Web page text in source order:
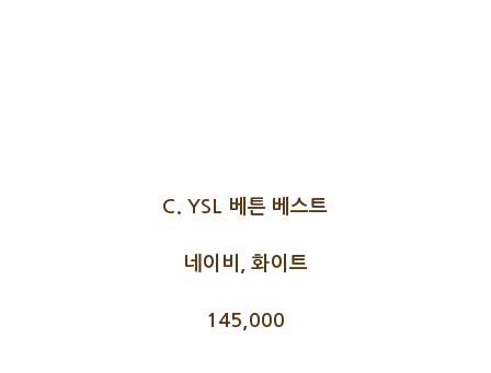
C. YSL 베튼 베스트
네이비, 화이트
145,000